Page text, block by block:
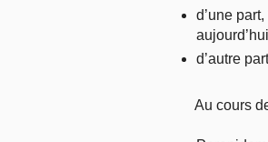
d’une
d’autre
Au cours